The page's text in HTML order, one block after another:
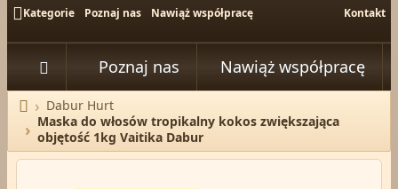
Kategorie Poznaj nas Nawiąż współpracę Kontakt
 Poznaj nas Nawiąż współpracę

Strona główna
Dabur Hurt
Maska do włosów tropikalny kokos zwiększająca
objętość 1kg Vaitika Dabur